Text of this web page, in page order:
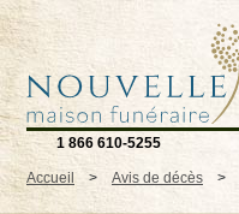
1 866 610-5255
Accueil > Avis de décès >